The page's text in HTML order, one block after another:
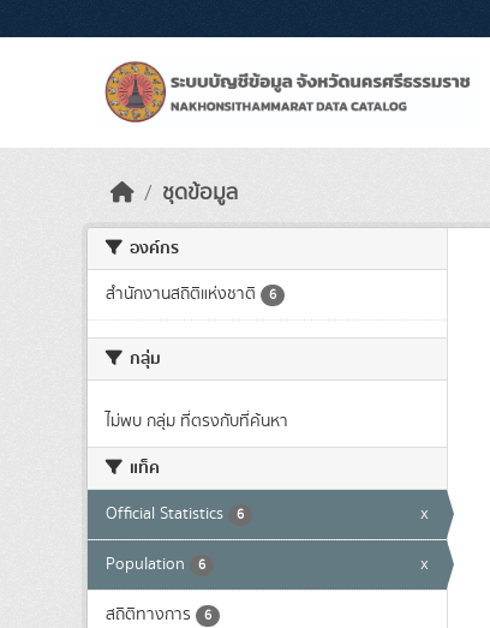
ชุดข้อมูล
องค์กร
สำนักงานสถิติแห่งชาติ 6
กลุ่ม
ไม่พบ กลุ่ม ที่ตรงกับที่ค้นหา
แท็ค
Official Statistics 6 x
Population 6 x
สถิติทางการ 6